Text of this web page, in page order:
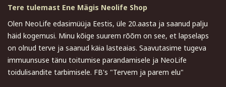
Tere tulemast Ene Mägis Neolife Shop
Olen NeoLife edasimüüja Eestis, üle 20.aasta ja saanud palju
häid kogemusi. Minu kõige suurem rõõm on see, et lapselaps
on olnud terve ja saanud käia lasteaias. Saavutasime tugeva
immuunsuse tänu toitumise parandamisele ja NeoLife
toidulisandite tarbimisele. FB's "Tervem ja parem elu"